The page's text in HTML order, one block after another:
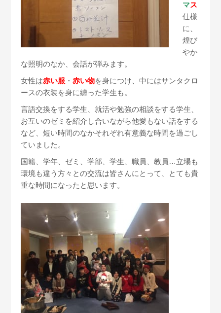
マス
仕様
に、
煌び
やか
な照明のなか、会話が弾みます。
女性は赤い服 ・赤い物を身につけ、中にはサンタクロ
ースの衣装を身に纏った学生も。
言語交換をする学生、就活や勉強の相談をする学生、
お互いのゼミを紹介し合いながら他愛もない話をする
など、短い時間のなかそれぞれ有意義な時間を過ごし
ていました。
国籍、学年、ゼミ、学部、学生、職員、教員…立場も
環境も違う方々との交流は皆さんにとって、とても貴
重な時間になったと思います。